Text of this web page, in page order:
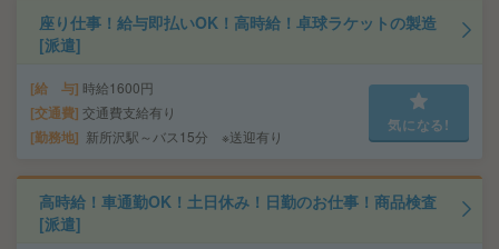
座り仕事！給与即払いOK！高時給！卓球ラケットの製造
[派遣]
給 与 時給1600円
交通費 交通費支給有り
勤務地 新所沢駅～バス15分 ※送迎有り
気になる!
高時給！車通勤OK！土日休み！日勤のお仕事！商品検査
[派遣]